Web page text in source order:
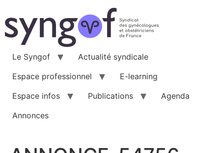
au
contenu
Le Syngof
Actualité syndicale
Espace professionnel
E-learning
Espace infos
Publications
Agenda
Annonces